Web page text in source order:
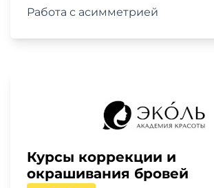
Работа с асимметрией
Курсы коррекции и
окрашивания бровей